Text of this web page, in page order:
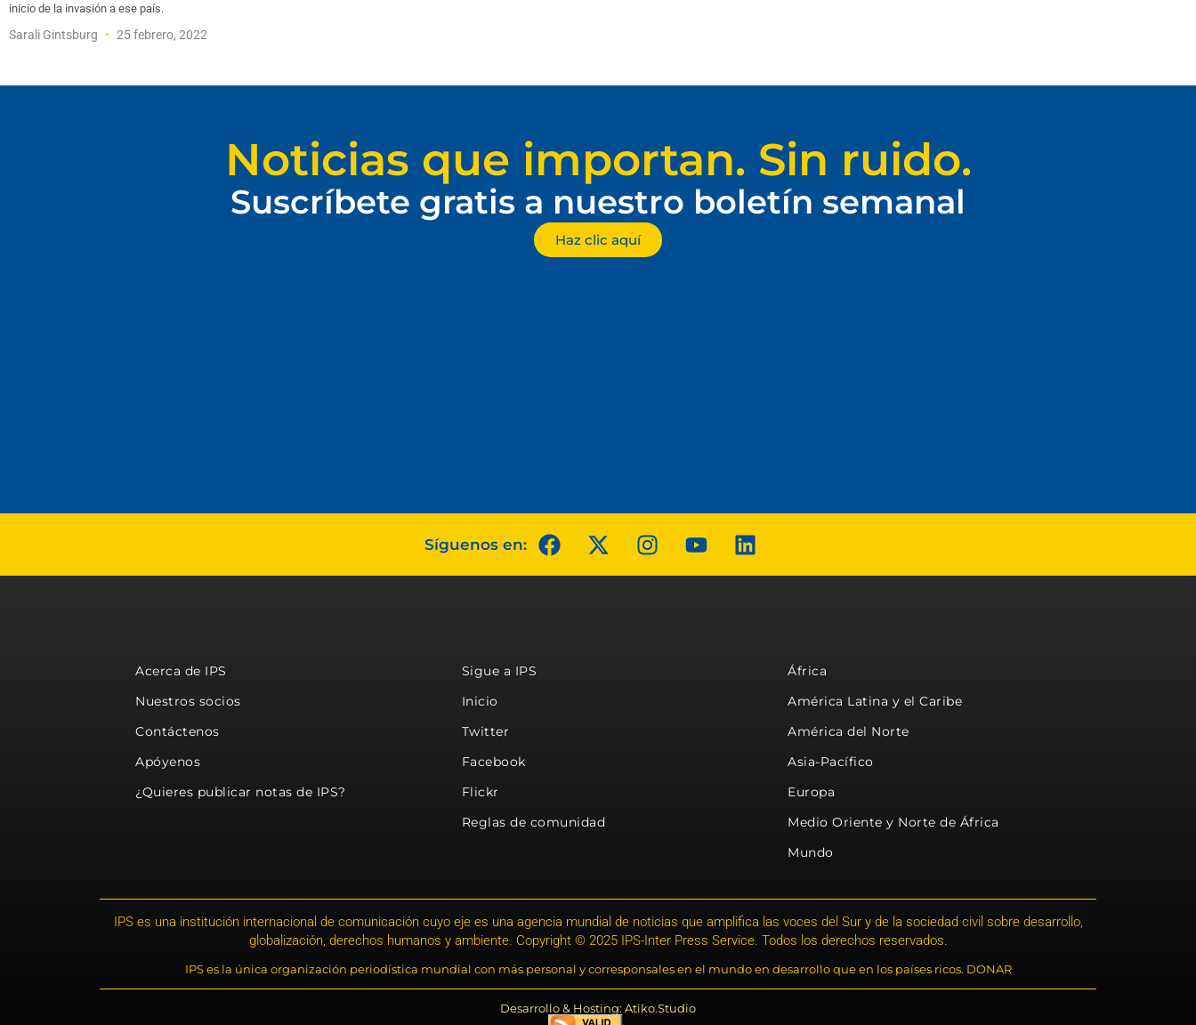
inicio de la invasión a ese país.
Sarali Gintsburg 25 febrero, 2022
Noticias que importan. Sin ruido.
Suscríbete gratis a nuestro boletín semanal
Haz clic aquí
Síguenos en:
Acerca de IPS
Nuestros socios
Contáctenos
Apóyenos
¿Quieres publicar notas de IPS?
Sigue a IPS
Inicio
Twitter
Facebook
Flickr
Reglas de comunidad
África
América Latina y el Caribe
América del Norte
Asia-Pacífico
Europa
Medio Oriente y Norte de África
Mundo
IPS es una institución internacional de comunicación cuyo eje es una agencia mundial de noticias que amplifica las voces del Sur y de la sociedad civil sobre desarrollo,
globalización, derechos humanos y ambiente. Copyright © 2025 IPS-Inter Press Service. Todos los derechos reservados.
IPS es la única organización periodística mundial con más personal y corresponsales en el mundo en desarrollo que en los países ricos. DONAR
Desarrollo & Hosting: Atiko.Studio